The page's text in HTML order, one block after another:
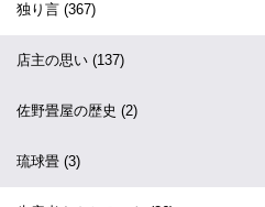
独り言 (367)
店主の思い (137)
佐野畳屋の歴史 (2)
琉球畳 (3)